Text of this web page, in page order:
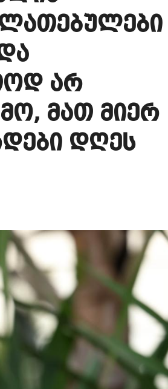
უკმაყოფილოა
არ
მათ მიერ
დღეს